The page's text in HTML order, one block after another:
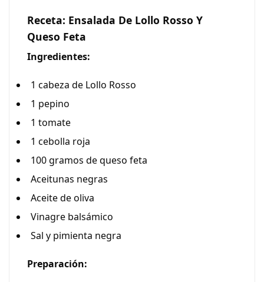
Receta: Ensalada De Lollo Rosso Y
Queso Feta
Ingredientes:
1 cabeza de Lollo Rosso
1 pepino
1 tomate
1 cebolla roja
100 gramos de queso feta
Aceitunas negras
Aceite de oliva
Vinagre balsámico
Sal y pimienta negra
Preparación: